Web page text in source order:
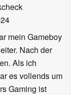
mein Gameboy
Nach der
Als ich
es vollends um
Gaming ist